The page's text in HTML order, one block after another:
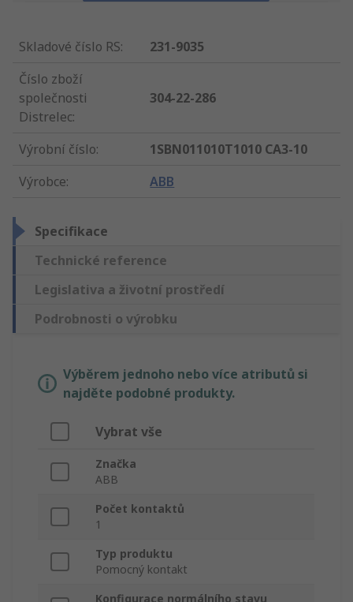
Skladové číslo RS:
231-9035
Číslo zboží
společnosti
Distrelec:
304-22-286
Výrobní číslo:
1SBN011010T1010 CA3-10
Výrobce: ABB
Specifikace
Technické reference
Legislativa a životní prostředí
Podrobnosti o výrobku
Výběrem jednoho nebo více atributů si
najděte podobné produkty.
Vybrat vše
Značka
ABB
Počet kontaktů
1
Typ produktu
Pomocný kontakt
Konfigurace normálního stavu